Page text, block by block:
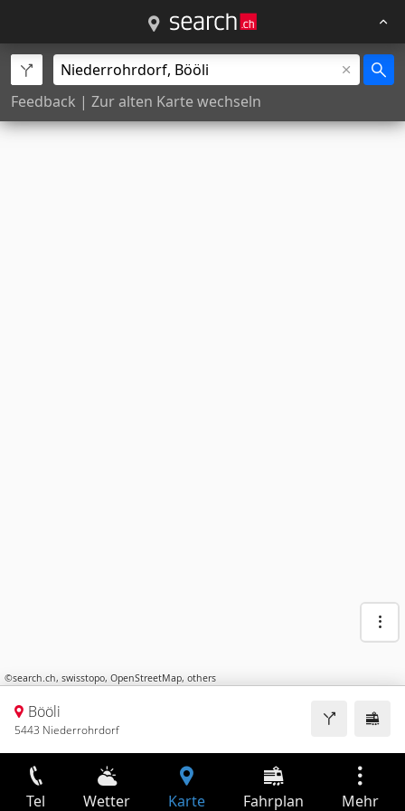
Feedback | Zur alten Karte wechseln
©search.ch, swisstopo, OpenStreetMap, others
Bööli
5443 Niederrohrdorf
Tel Wetter Karte Fahrplan Mehr